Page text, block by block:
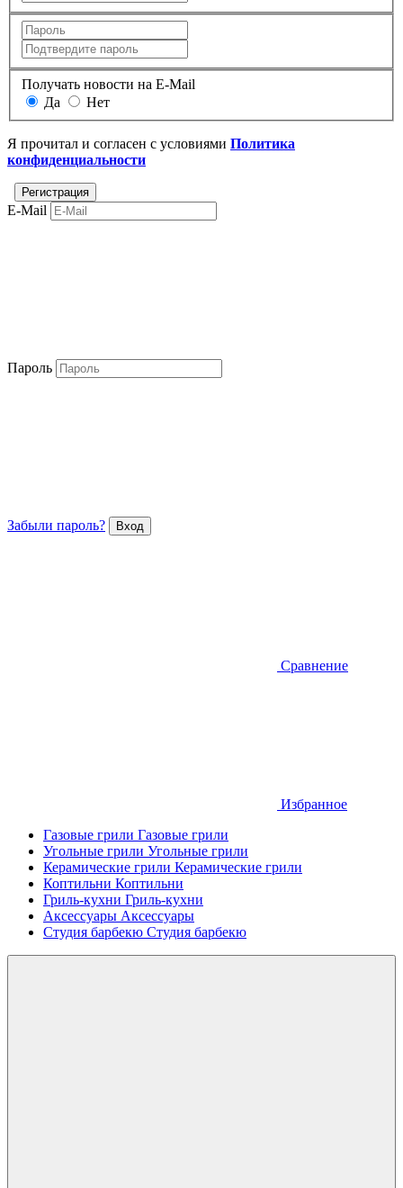
Получать новости на E-Mail
Да
Нет
Я прочитал и согласен с условиями Политика
конфиденциальности
E-Mail
Пароль
Забыли пароль?
Сравнение
Избранное
Газовые грили Газовые грили
Угольные грили Угольные грили
Керамические грили Керамические грили
Коптильни Коптильни
Гриль-кухни Гриль-кухни
Аксессуары Аксессуары
Студия барбекю Студия барбекю